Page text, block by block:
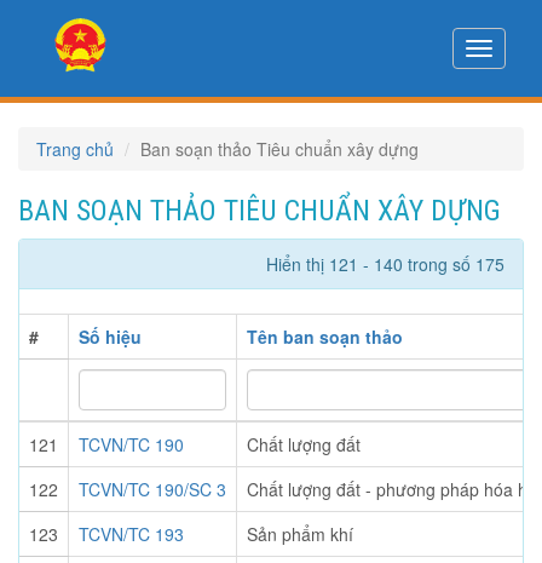
Toggle
Trang chủ Ban soạn thảo Tiêu chuẩn xây dựng
BAN SOẠN THẢO TIÊU CHUẨN XÂY DỰNG
Hiển thị 121 - 140 trong số 175
# Số hiệu Tên ban soạn thảo
121 TCVN/TC 190
Chất lượng đất
122
TCVN/TC 190/SC 3
Chất lượng đất - phương pháp hóa
123
TCVN/TC 193
Sản phẩm khí